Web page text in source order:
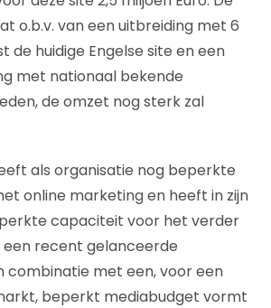
o.b.v. van een uitbreiding met 6
de huidige Engelse site en een
met nationaal bekende
de omzet nog sterk zal
als organisatie nog beperkte
online marketing en heeft in zijn
capaciteit voor het verder
recent gelanceerde
combinatie met een, voor een
beperkt mediabudget vormt